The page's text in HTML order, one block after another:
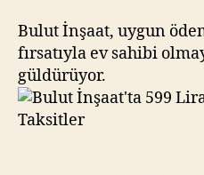
Bulut İnşaat, uygun
fırsatıyla ev sahibi
güldürüyor.